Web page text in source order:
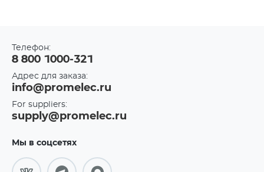
Телефон:
8 800 1000-321
Адрес для заказа:
info@promelec.ru
For suppliers:
supply@promelec.ru
Мы в соцсетях